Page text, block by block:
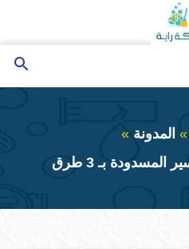
المدونة
بـ 3 طرق